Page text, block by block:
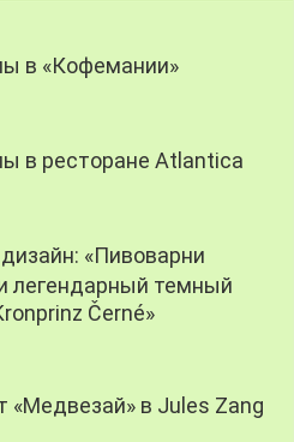
в «Кофемании»
в ресторане Atlantica
«Пивоварни
легендарный темный
Černé»
«Медвезай» в Jules Zang